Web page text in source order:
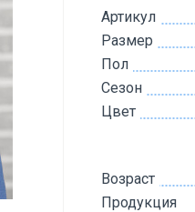
Артикул
Размер
Пол
Сезон
Цвет
Возраст
Продукция